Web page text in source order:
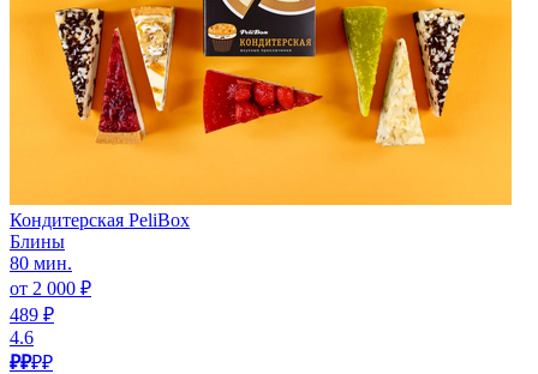
Кондитерская PeliBox
Блины
80 мин.
от 2 000 ₽
489 ₽
4.6
₽₽₽₽